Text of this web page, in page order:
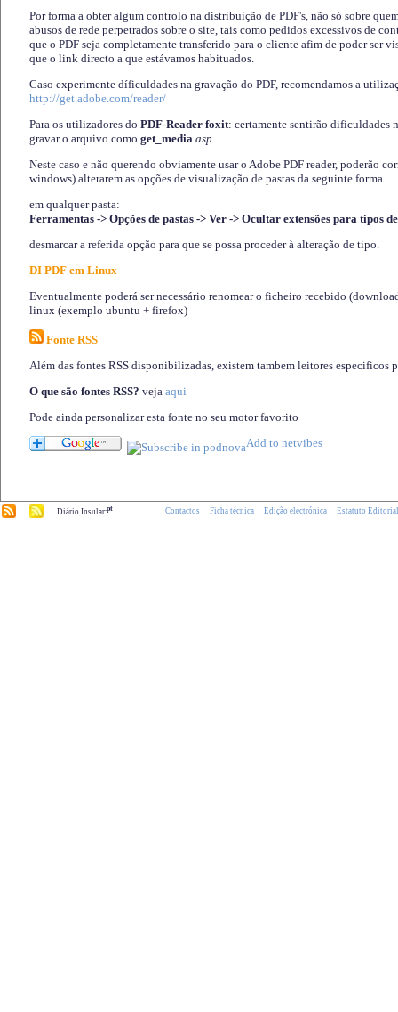
Por forma a obter algum controlo na distribuição de PDF's, não só sobre
abusos de rede perpetrados sobre o site, tais como pedidos excessivos de
que o PDF seja completamente transferido para o cliente afim de poder ser
que o link directo a que estávamos habituados.
Caso experimente díficuldades na gravação do PDF, recomendamos a
http://get.adobe.com/reader/
Para os utilizadores do PDF-Reader foxit: certamente sentirão dificuldades
gravar o arquivo como get_media.asp
Neste caso e não querendo obviamente usar o Adobe PDF reader, poderão
windows) alterarem as opções de visualização de pastas da seguinte forma
em qualquer pasta:
Ferramentas -> Opções de pastas -> Ver -> Ocultar extensões para tipos
desmarcar a referida opção para que se possa proceder à alteração de tipo.
DI PDF em Linux
Eventualmente poderá ser necessário renomear o ficheiro recebido
linux (exemplo ubuntu + firefox)
Fonte RSS
Além das fontes RSS disponibilizadas, existem tambem leitores especificos
O que são fontes RSS? veja aqui
Pode ainda personalizar esta fonte no seu motor favorito
Diário Insular.pt Contactos Ficha técnica Edição electrónica Estatuto Editorial